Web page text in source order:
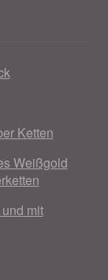
Ketten
Weißgold
mit